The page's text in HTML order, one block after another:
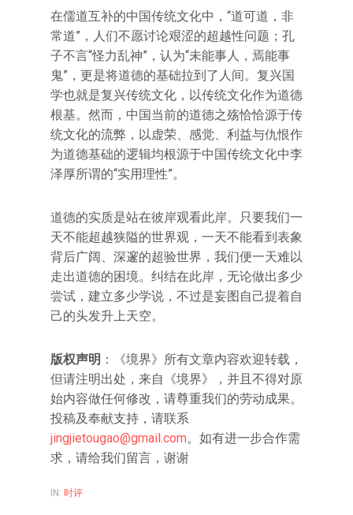
在儒道互补的中国传统文化中，“道可道，非
常道”，人们不愿讨论艰涩的超越性问题；孔
子不言“怪力乱神”，认为“未能事人，焉能事
鬼”，更是将道德的基础拉到了人间。复兴国
学也就是复兴传统文化，以传统文化作为道德
根基。然而，中国当前的道德之殇恰恰源于传
统文化的流弊，以虚荣、感觉、利益与仇恨作
为道德基础的逻辑均根源于中国传统文化中李
泽厚所谓的“实用理性”。
道德的实质是站在彼岸观看此岸。只要我们一
天不能超越狭隘的世界观，一天不能看到表象
背后广阔、深邃的超验世界，我们便一天难以
走出道德的困境。纠结在此岸，无论做出多少
尝试，建立多少学说，不过是妄图自己提着自
己的头发升上天空。
版权声明 ：《境界》所有文章内容欢迎转载，
但请注明出处，来自《境界》，并且不得对原
始内容做任何修改，请尊重我们的劳动成果。
投稿及奉献支持，请联系
jingjietougao@gmail.com。如有进一步合作需
求，请给我们留言，谢谢
IN: 时评